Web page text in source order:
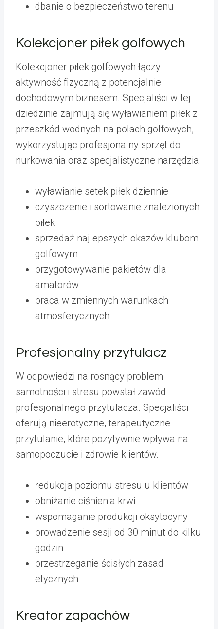
dbanie o bezpieczeństwo terenu
Kolekcjoner piłek golfowych
Kolekcjoner piłek golfowych łączy
aktywność fizyczną z potencjalnie
dochodowym biznesem. Specjaliści w tej
dziedzinie zajmują się wyławianiem piłek z
przeszkód wodnych na polach golfowych,
wykorzystując profesjonalny sprzęt do
nurkowania oraz specjalistyczne narzędzia.
wyławianie setek piłek dziennie
czyszczenie i sortowanie znalezionych
piłek
sprzedaż najlepszych okazów klubom
golfowym
przygotowywanie pakietów dla
amatorów
praca w zmiennych warunkach
atmosferycznych
Profesjonalny przytulacz
W odpowiedzi na rosnący problem
samotności i stresu powstał zawód
profesjonalnego przytulacza. Specjaliści
oferują nieerotyczne, terapeutyczne
przytulanie, które pozytywnie wpływa na
samopoczucie i zdrowie klientów.
redukcja poziomu stresu u klientów
obniżanie ciśnienia krwi
wspomaganie produkcji oksytocyny
prowadzenie sesji od 30 minut do kilku
godzin
przestrzeganie ścisłych zasad
etycznych
Kreator zapachów